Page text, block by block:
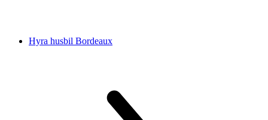
Hyra husbil Bordeaux